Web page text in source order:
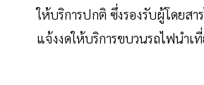
ให้บริการปกติ ซึ่งรองรับผู้โดยส
แจ้งงดให้บริการขบวนรถไฟนำ